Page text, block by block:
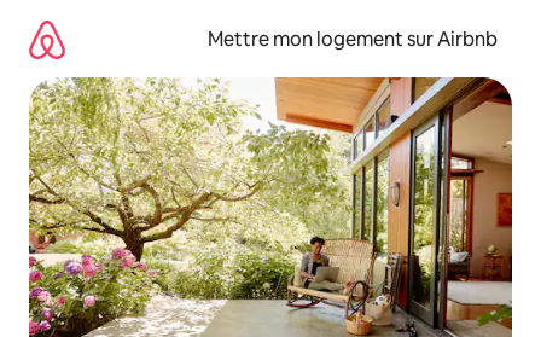
directement
contenu
Mettre mon logement sur Airbnb